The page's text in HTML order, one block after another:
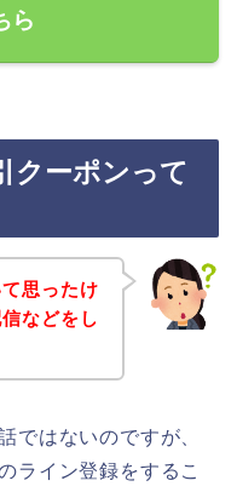
ら
クーポンって
思ったけ
などをし
ではないのですが、
ライン登録をするこ